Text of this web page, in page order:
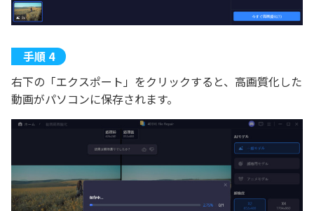
右下の「エクスポート」をクリックすると、高画質化した
動画がパソコンに保存されます。